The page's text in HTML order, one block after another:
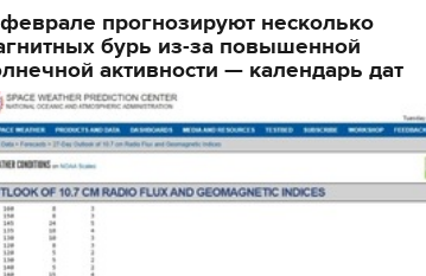
прогнозируют несколько
бурь из-за повышенной
активности — календарь дат